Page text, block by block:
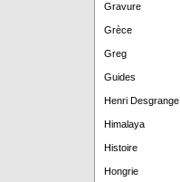
Gravure
Grèce
Greg
Guides
Henri Desgrange
Himalaya
Histoire
Hongrie